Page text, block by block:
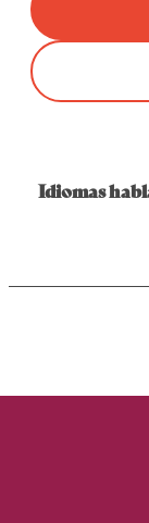
Idiomas
Idiomas